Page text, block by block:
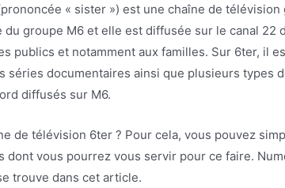
« sister ») est une chaîne de
groupe M6 et elle est diffusée sur le canal 22
publics et notamment aux familles. Sur 6ter, il
documentaires ainsi que plusieurs types
diffusés sur M6.
de télévision 6ter ? Pour cela, vous pouvez
dont vous pourrez vous servir pour ce faire.
trouve dans cet article.